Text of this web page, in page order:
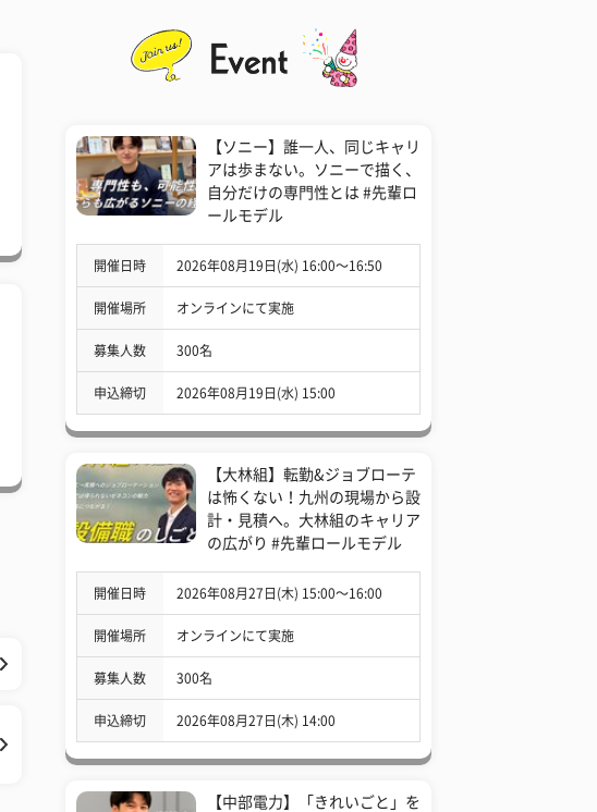
【ソニー】誰一人、同じキャリ
アは歩まない。ソニーで描く、
自分だけの専門性とは #先輩ロ
ールモデル
開催日時 2026年08月19日(水) 16:00〜16:50
開催場所 オンラインにて実施
募集人数 300名
申込締切 2026年08月19日(水) 15:00
【大林組】転勤&ジョブローテ
は怖くない！九州の現場から設
計・見積へ。大林組のキャリア
の広がり #先輩ロールモデル
開催日時 2026年08月27日(木) 15:00〜16:00
開催場所 オンラインにて実施
募集人数 300名
申込締切 2026年08月27日(木) 14:00
【中部電力】「きれいごと」を